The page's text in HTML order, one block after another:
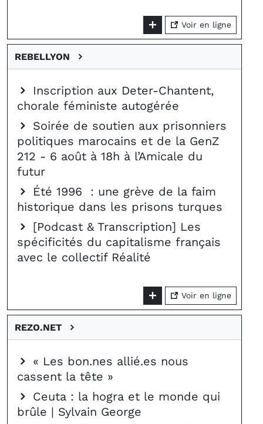
Voir en ligne
REBELLYON
Inscription aux Deter-Chantent,
chorale féministe autogérée
Soirée de soutien aux prisonniers
politiques marocains et de la GenZ
212 - 6 août à 18h à l’Amicale du
futur
Été 1996 : une grève de la faim
historique dans les prisons turques
[Podcast & Transcription] Les
spécificités du capitalisme français
avec le collectif Réalité
Voir en ligne
REZO.NET
« Les bon.nes allié.es nous
cassent la tête »
Ceuta : la hogra et le monde qui
brûle | Sylvain George